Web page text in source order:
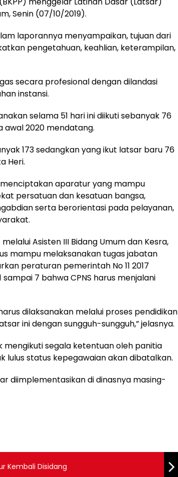
Senin (07/10/2019).
laporannya menyampaikan, tujuan dari
pengetahuan, keahlian, keterampilan,
secara profesional dengan dilandasi
instansi.
selama 51 hari ini diikuti sebanyak 76
awal 2020 mendatang.
173 sedangkan yang ikut latsar baru 76
Heri.
aparatur yang mampu
persatuan dan kesatuan bangsa,
serta berorientasi pada pelayanan,
Asisten III Bidang Umum dan Kesra,
mampu melaksanakan tugas jabatan
peraturan pemerintah No 11 2017
7 bahwa CPNS harus menjalani
dilaksanakan melalui proses pendidikan
ini dengan sungguh-sungguh,” jelasnya.
segala ketentuan oleh panitia
lulus status kepegawaian akan dibatalkan.
diimplementasikan di dinasnya masing-
Kembali Disidang